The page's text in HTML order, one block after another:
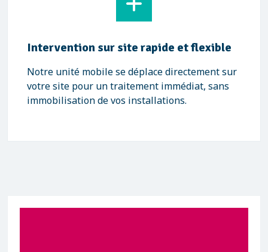
Intervention sur site rapide et flexible
Notre unité mobile se déplace directement sur
votre site pour un traitement immédiat, sans
immobilisation de vos installations.